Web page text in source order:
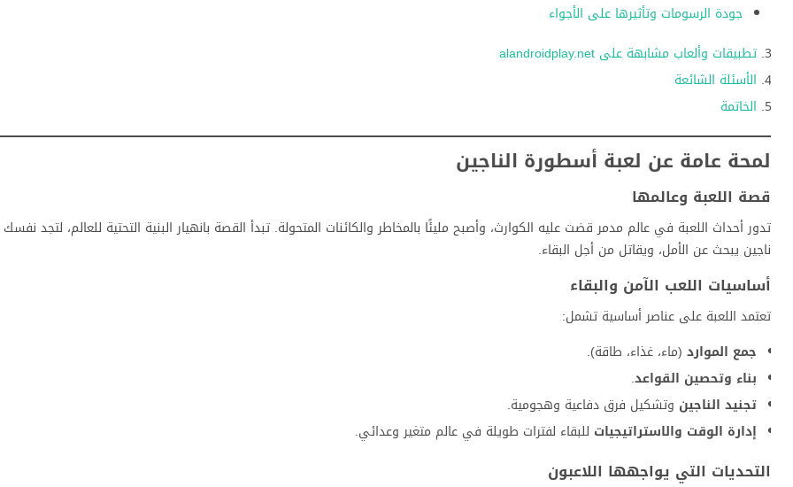
جودة الرسومات وتأثيرها على الأجواء
تطبيقات وألعاب مشابهة على alandroidplay.net
الأسئلة الشائعة
الخاتمة
لمحة عامة عن لعبة أسطورة الناجين
قصة اللعبة وعالمها
تدور أحداث اللعبة في عالم مدمر قضت عليه الكوارث، وأصبح مليئًا بالمخاطر والكائنات المتحولة. تبدأ القصة بانهيار البنية التحتية للعالم، لتجد
ناجين يبحث عن الأمل، ويقاتل من أجل البقاء.
أساسيات اللعب الآمن والبقاء
تعتمد اللعبة على عناصر أساسية تشمل:
جمع الموارد (ماء، غذاء، طاقة).
بناء وتحصين القواعد.
تجنيد الناجين وتشكيل فرق دفاعية وهجومية.
إدارة الوقت والاستراتيجيات للبقاء لفترات طويلة في عالم متغير وعدائي.
التحديات التي يواجهها اللاعبون